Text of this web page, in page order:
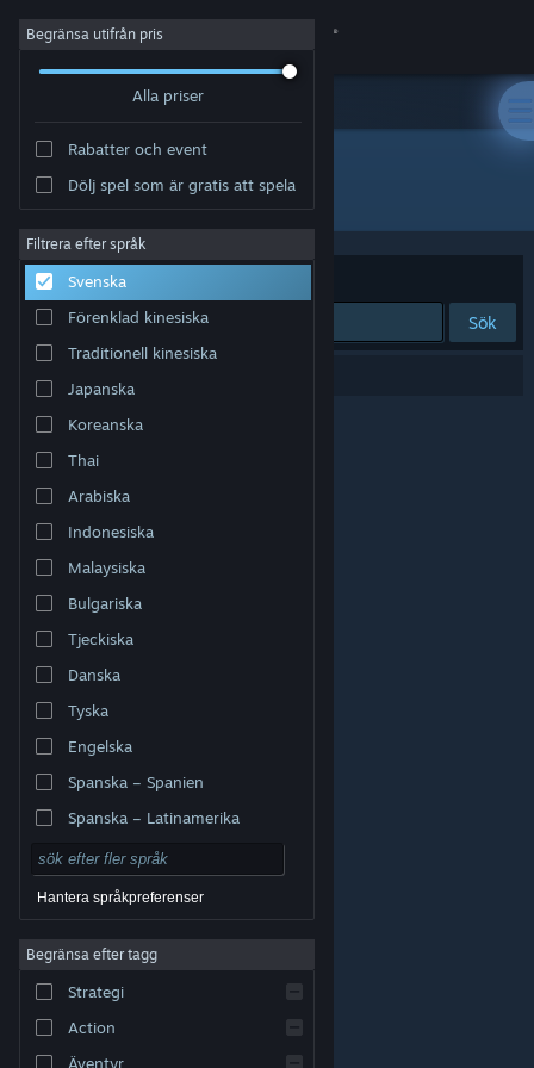
Logga in
Om
Support
Byt språk
Skaffa Steams mobilapp
Se skrivbordswebbplats
varumärken tillhör respektive ägare i USA och andra
Tillgänglighet
Återbetalningar|
Begränsa utifrån pris
Alla priser
Rabatter och event
Dölj spel som är gratis att spela
Filtrera efter språk
Svenska
Förenklad kinesiska
Traditionell kinesiska
Japanska
Koreanska
Thai
Arabiska
Indonesiska
Malaysiska
Bulgariska
Tjeckiska
Danska
Tyska
Engelska
Spanska – Spanien
Spanska – Latinamerika
Hantera språkpreferenser
Begränsa efter tagg
Strategi
Action
Äventyr
Utvecklare: GDG Entertainment
Sortera efter Relevans
Sök